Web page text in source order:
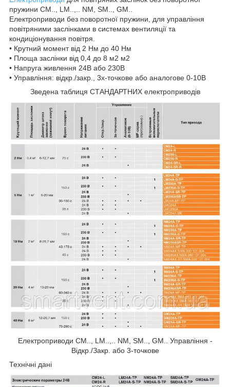
пружини CM.., LM..,.. NM, SM.., GM..
Електроприводи без поворотної пружини, для управління
повітряними заслінками в системах вентиляції та
кондиціонування повітря.
• Крутний момент від 2 Нм до 40 Нм
• Площа заслінки від 0,4 до 8 м2 м2
• Напруга живлення 24В або 230В
• Управління: відкр./закр., 3х-точкове або аналогове 0-10В
Зведена таблиця СТАНДАРТНИХ електроприводів
Електроприводи CM.., LM..,.. NM, SM.., GM.. Управління -
Відкр./Закр. або 3-точкове
Технічні дані